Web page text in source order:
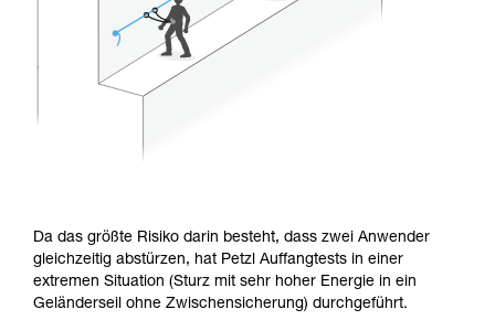
Da das größte Risiko darin besteht, dass zwei Anwender
gleichzeitig abstürzen, hat Petzl Auffangtests in einer
extremen Situation (Sturz mit sehr hoher Energie in ein
Geländerseil ohne Zwischensicherung) durchgeführt.